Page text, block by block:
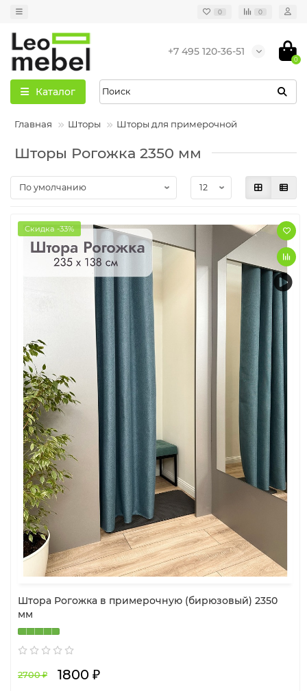
0 0
+7 495 120-36-51
0
Каталог
Главная Шторы Шторы для примерочной
Шторы Рогожка 2350 мм
Скидка -33%
Штора Рогожка в примерочную (бирюзовый) 2350
мм
2700 ₽ 1800 ₽